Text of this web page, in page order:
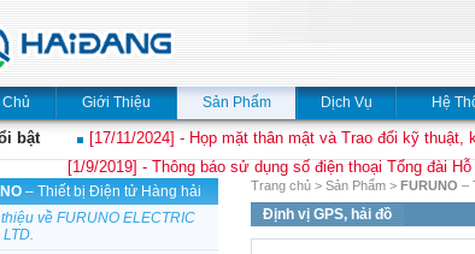
Giới Thiệu Sản Phẩm Dịch Vụ Hệ
bật
[17/11/2024] - Họp mặt thân mật và Trao đổi kỹ
[1/9/2019] - Thông báo sử dụng số điện thoại Tổng đài
– Thiết bị Điện tử Hàng hải
về FURUNO ELECTRIC
LTD.
Trang chủ > Sản Phẩm > FURUNO –
Định vị GPS, hải đồ